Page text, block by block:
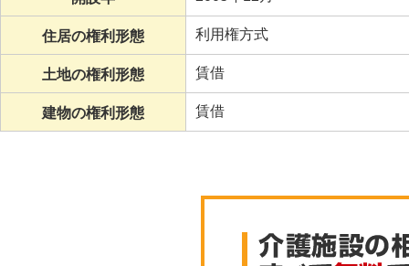
住居の権利形態 利用権方式
土地の権利形態 賃借
建物の権利形態 賃借